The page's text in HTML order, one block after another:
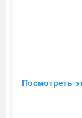
Посмотреть